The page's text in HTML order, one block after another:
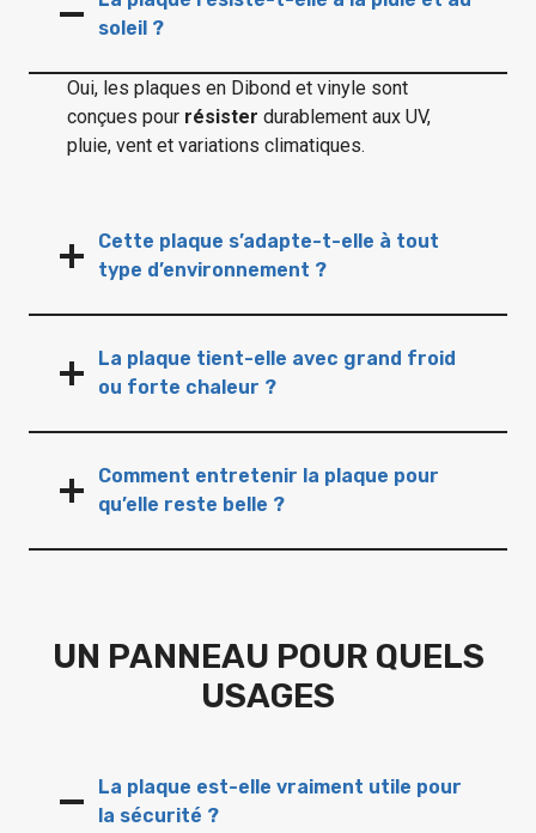
soleil ?
Oui, les plaques en Dibond et vinyle sont
conçues pour résister durablement aux UV,
pluie, vent et variations climatiques.
Cette plaque s’adapte-t-elle à tout
type d’environnement ?
La plaque tient-elle avec grand froid
ou forte chaleur ?
Comment entretenir la plaque pour
qu’elle reste belle ?
UN PANNEAU POUR QUELS
USAGES
La plaque est-elle vraiment utile pour
la sécurité ?